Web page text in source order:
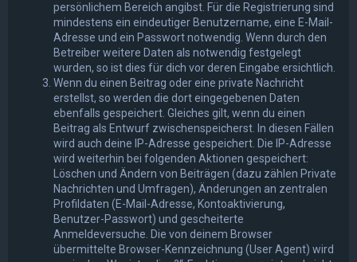
persönlichem Bereich angibst. Für die Registrierung sind
mindestens ein eindeutiger Benutzername, eine E-Mail-
Adresse und ein Passwort notwendig. Wenn durch den
Betreiber weitere Daten als notwendig festgelegt
wurden, so ist dies für dich vor deren Eingabe ersichtlich.
Wenn du einen Beitrag oder eine private Nachricht
erstellst, so werden die dort eingegebenen Daten
ebenfalls gespeichert. Gleiches gilt, wenn du einen
Beitrag als Entwurf zwischenspeicherst. In diesen Fällen
wird auch deine IP-Adresse gespeichert. Die IP-Adresse
wird weiterhin bei folgenden Aktionen gespeichert:
Löschen und Ändern von Beiträgen (dazu zählen Private
Nachrichten und Umfragen), Änderungen an zentralen
Profildaten (E-Mail-Adresse, Kontoaktivierung,
Benutzer-Passwort) und gescheiterte
Anmeldeversuche. Die von deinem Browser
übermittelte Browser-Kennzeichnung (User Agent) wird